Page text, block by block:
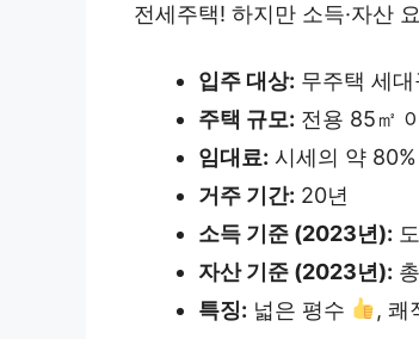
전세주택! 하지만 소득·자산
입주 대상: 무주택 세
주택 규모: 전용 85㎡
임대료: 시세의 약 80%
거주 기간: 20년
소득 기준 (2023년):
자산 기준 (2023년):
특징: 넓은 평수 , 쾌